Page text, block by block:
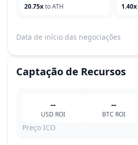
20.75xto ATH 1.40x
Data de início das negociações
Captação de Recursos
--
USD ROI
--
BTC ROI
Preço ICO